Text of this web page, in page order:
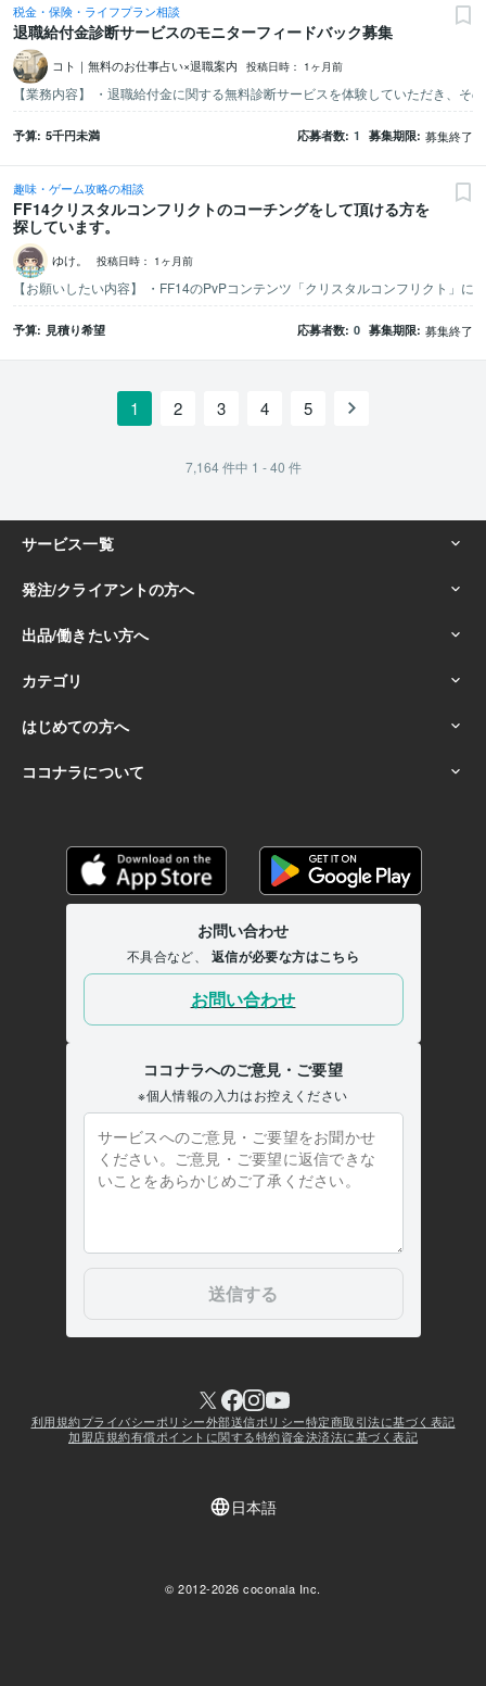
税金・保険・ライフプラン相談
退職給付金診断サービスのモニターフィードバック募集
コト｜無料のお仕事占い×退職案内 投稿日時： 1ヶ月前
予算 5千円未満 応募者数 1 募集期限 募集終了
趣味・ゲーム攻略の相談
FF14クリスタルコンフリクトのコーチングをして頂ける方を
探しています。
ゆけ。 投稿日時： 1ヶ月前
予算 見積り希望 応募者数 0 募集期限 募集終了
1 2 3 4 5
7,164件中 1 - 40 件